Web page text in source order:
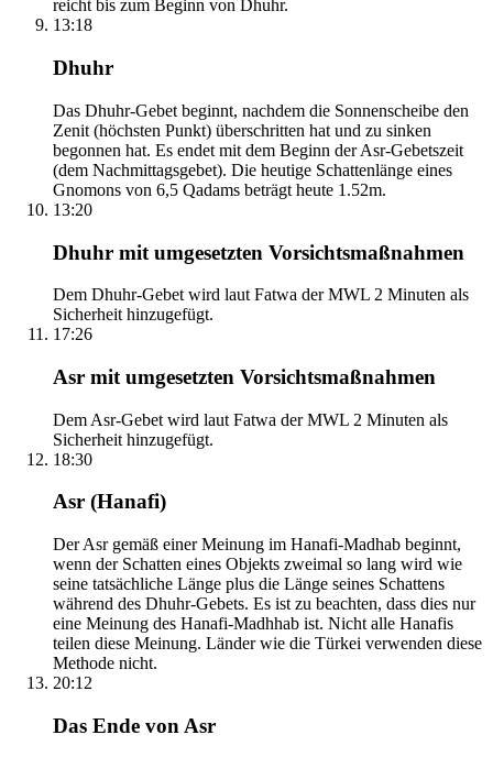
reicht bis zum Beginn von Dhuhr.
13:18
Dhuhr
Das Dhuhr-Gebet beginnt, nachdem die Sonnenscheibe den
Zenit (höchsten Punkt) überschritten hat und zu sinken
begonnen hat. Es endet mit dem Beginn der Asr-Gebetszeit
(dem Nachmittagsgebet). Die heutige Schattenlänge eines
Gnomons von 6,5 Qadams beträgt heute 1.52m.
13:20
Dhuhr mit umgesetzten Vorsichtsmaßnahmen
Dem Dhuhr-Gebet wird laut Fatwa der MWL 2 Minuten als
Sicherheit hinzugefügt.
17:26
Asr mit umgesetzten Vorsichtsmaßnahmen
Dem Asr-Gebet wird laut Fatwa der MWL 2 Minuten als
Sicherheit hinzugefügt.
18:30
Asr (Hanafi)
Der Asr gemäß einer Meinung im Hanafi-Madhab beginnt,
wenn der Schatten eines Objekts zweimal so lang wird wie
seine tatsächliche Länge plus die Länge seines Schattens
während des Dhuhr-Gebets. Es ist zu beachten, dass dies nur
eine Meinung des Hanafi-Madhhab ist. Nicht alle Hanafis
teilen diese Meinung. Länder wie die Türkei verwenden diese
Methode nicht.
20:12
Das Ende von Asr